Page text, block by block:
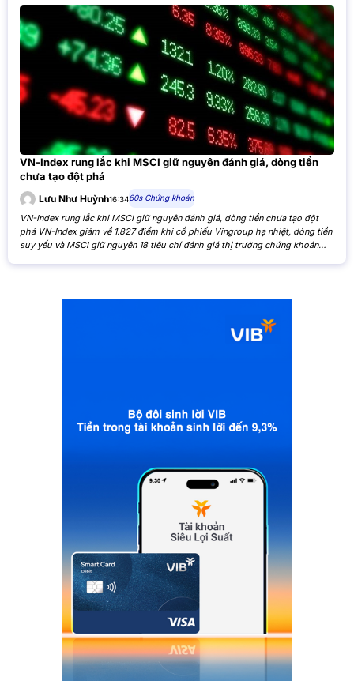
VN-Index rung lắc khi MSCI giữ nguyên đánh giá, dòng tiền
chưa tạo đột phá
Lưu Như Huỳnh16:3460s Chứng khoán
VN-Index rung lắc khi MSCI giữ nguyên đánh giá, dòng tiền chưa tạo đột
phá VN-Index giảm về 1.827 điểm khi cổ phiếu Vingroup hạ nhiệt, dòng tiền
suy yếu và MSCI giữ nguyên 18 tiêu chí đánh giá thị trường chứng khoán